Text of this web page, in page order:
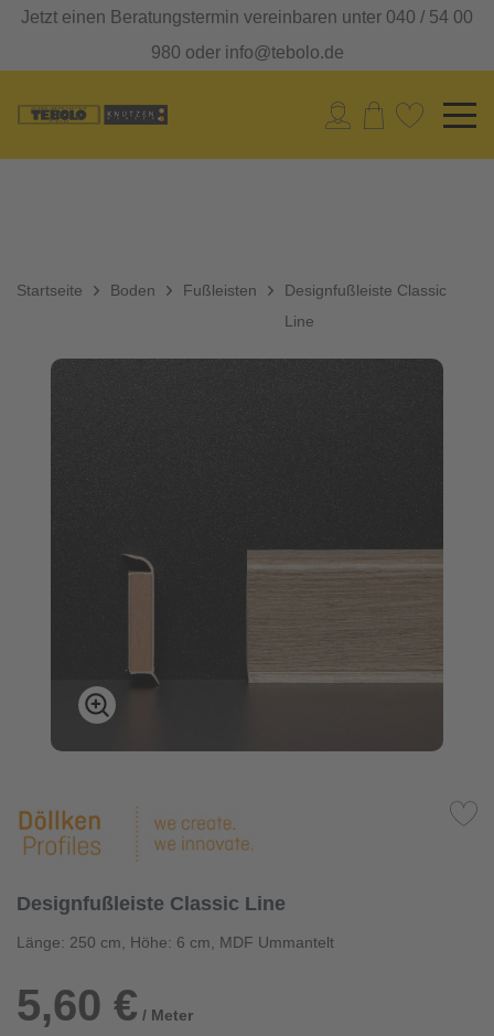
Jetzt einen Beratungstermin vereinbaren unter 040 / 54 00
980 oder info@tebolo.de
Startseite Boden Fußleisten
Designfußleiste Classic
Line
Designfußleiste Classic Line
Länge: 250 cm, Höhe: 6 cm, MDF Ummantelt
5,60 € / Meter